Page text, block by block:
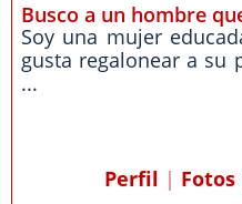
Busco a un hombre
Soy una mujer
gusta regalonear a su
...
Perfil | Fotos